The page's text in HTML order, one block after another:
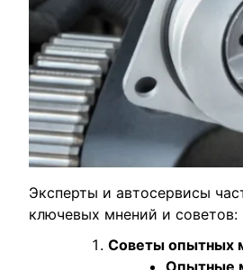
Эксперты и автосервисы
ключевых мнений и советов:
Советы опытных
Опытные